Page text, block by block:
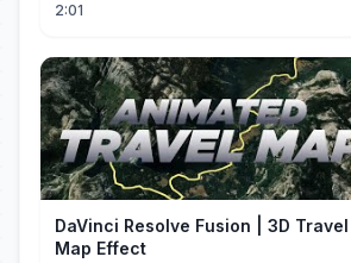
2:01
DaVinci Resolve Fusion | 3D Travel
Map Effect